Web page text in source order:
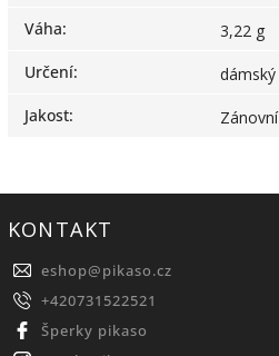
Váha:
3,22 g
Určení:
dámský
Jakost: Zánovní
KONTAKT
eshop@pikaso.cz
+420731522521
Šperky pikaso